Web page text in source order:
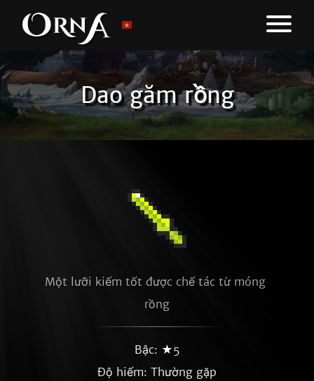
Dao găm rồng
Một lưỡi kiếm tốt được chế tác từ móng
rồng
Bậc: ★5
Độ hiếm: Thường gặp